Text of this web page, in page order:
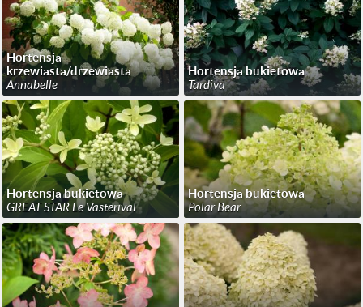
Hortensja
krzewiasta/drzewiasta
Annabelle
Hortensja bukietowa
Tardiva
Hortensja bukietowa
GREAT STAR Le Vasterival
Hortensja bukietowa
Polar Bear